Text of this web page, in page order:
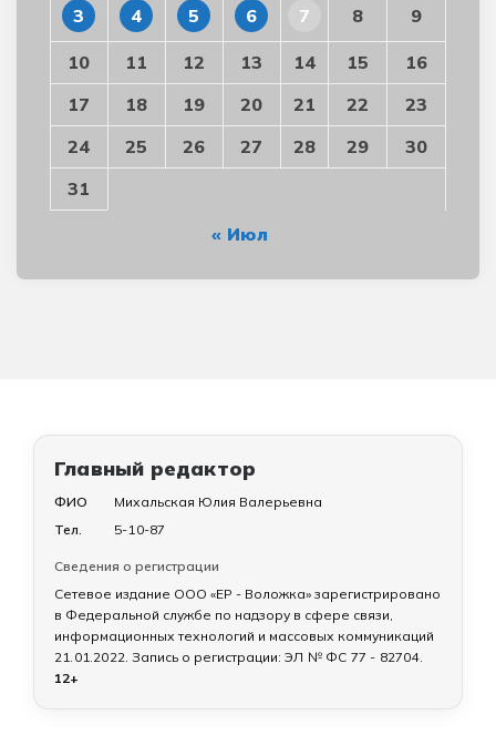
3 4 5 6 7 8 9
10 11 12 13 14 15
16
17
18 19 20 21 22
23
24
25 26 27 28 29
30
31
« Июл
Главный редактор
ФИО
Михальская Юлия Валерьевна
Тел.
5-10-87
Сведения о регистрации
Сетевое издание ООО «ЕР - Воложка» зарегистрировано
в Федеральной службе по надзору в сфере связи,
информационных технологий и массовых коммуникаций
21.01.2022. Запись о регистрации: ЭЛ № ФС 77 - 82704.
12+